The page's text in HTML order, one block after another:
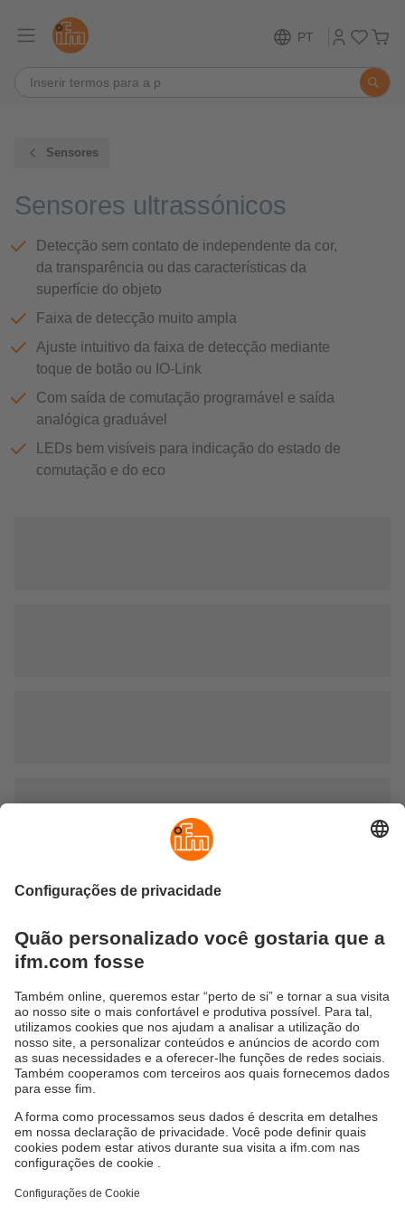
PT
Sensores
Sensores ultrassónicos
Detecção sem contato de independente da cor,
da transparência ou das características da
superfície do objeto
Faixa de detecção muito ampla
Ajuste intuitivo da faixa de detecção mediante
toque de botão ou IO-Link
Com saída de comutação programável e saída
analógica graduável
LEDs bem visíveis para indicação do estado de
comutação e do eco